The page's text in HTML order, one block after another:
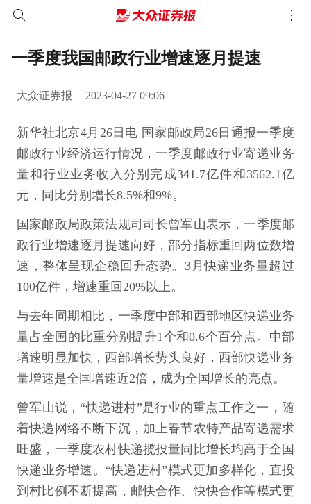
一季度我国邮政行业增速逐月提速
大众证券报 2023-04-27 09:06
新华社北京4月26日电 国家邮政局26日通报一季度
邮政行业经济运行情况，一季度邮政行业寄递业务
量和行业业务收入分别完成341.7亿件和3562.1亿
元，同比分别增长8.5%和9%。
国家邮政局政策法规司司长曾军山表示，一季度邮
政行业增速逐月提速向好，部分指标重回两位数增
速，整体呈现企稳回升态势。3月快递业务量超过
100亿件，增速重回20%以上。
与去年同期相比，一季度中部和西部地区快递业务
量占全国的比重分别提升1个和0.6个百分点。中部
增速明显加快，西部增长势头良好，西部快递业务
量增速是全国增速近2倍，成为全国增长的亮点。
曾军山说，“快递进村”是行业的重点工作之一，随
着快递网络不断下沉，加上春节农特产品寄递需求
旺盛，一季度农村快递揽投量同比增长均高于全国
快递业务增速。“快递进村”模式更加多样化，直投
到村比例不断提高，邮快合作、快快合作等模式更